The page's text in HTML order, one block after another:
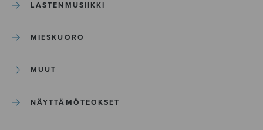
LASTENMUSIIKKI
MIESKUORO
MUUT
NÄYTTÄMÖTEOKSET